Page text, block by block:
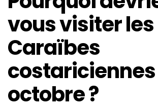
vous visiter les
Caraïbes
octobre ?